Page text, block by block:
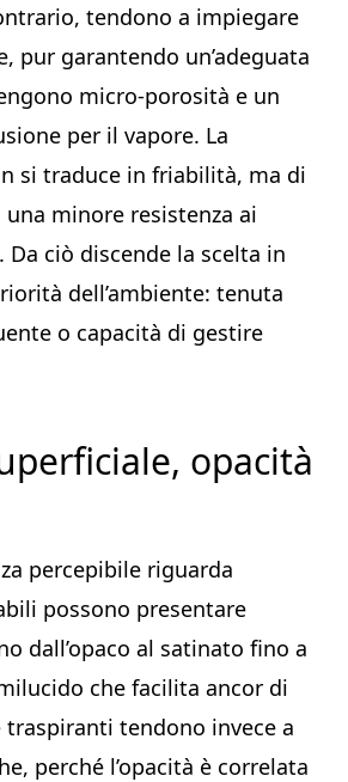
tendono a impiegare
pur garantendo un’adeguata
micro-porosità e un
per il vapore. La
si traduce in friabilità, ma di
minore resistenza ai
Da ciò discende la scelta in
dell’ambiente: tenuta
o capacità di gestire
opacità
percepibile riguarda
possono presentare
dall’opaco al satinato fino a
che facilita ancor di
traspiranti tendono invece a
perché l’opacità è correlata